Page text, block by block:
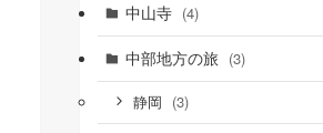
中山寺 (4)
中部地方の旅 (3)
静岡 (3)